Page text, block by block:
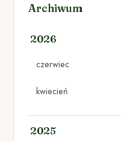
Archiwum
2026
czerwiec
kwiecień
2025